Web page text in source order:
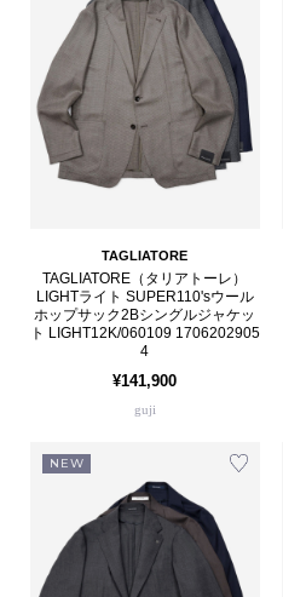
TAGLIATORE
TAGLIATORE（タリアトーレ）
LIGHTライト SUPER110'sウール
ホップサック2Bシングルジャケッ
ト LIGHT12K/060109 1706202905
4
¥141,900
guji
NEW